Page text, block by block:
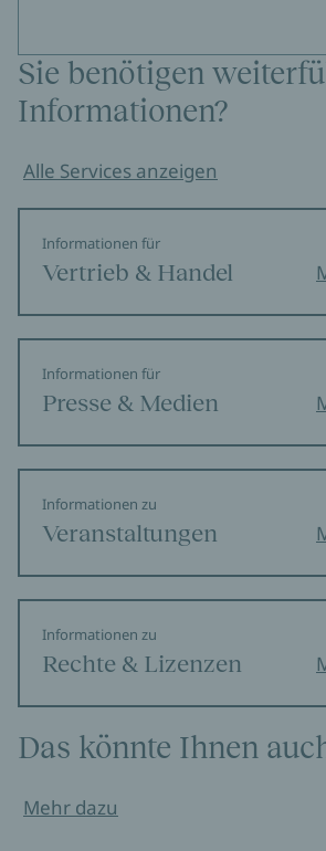
Sie benötigen
Informationen?
Alle Services anzeigen
Informationen für
Vertrieb & Handel
Informationen für
Presse & Medien
Informationen zu
Veranstaltungen
Informationen zu
Rechte & Lizenzen
Das könnte Ihnen
Mehr dazu